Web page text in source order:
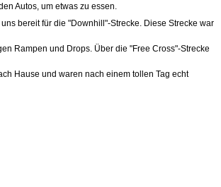
Autos, um etwas zu essen.
bereit für die "Downhill"-Strecke. Diese Strecke war
Rampen und Drops. Über die "Free Cross"-Strecke
Hause und waren nach einem tollen Tag echt